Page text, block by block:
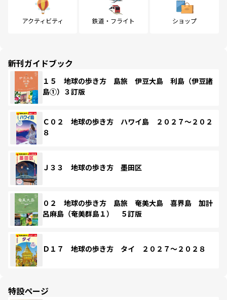
アクティビティ 鉄道・フライト ショップ
新刊ガイドブック
１５ 地球の歩き方 島旅 伊豆大島 利島（伊豆諸
島①）３訂版
Ｃ０２ 地球の歩き方 ハワイ島 ２０２７～２０２
８
Ｊ３３ 地球の歩き方 墨田区
０２ 地球の歩き方 島旅 奄美大島 喜界島 加計
呂麻島（奄美群島１） ５訂版
Ｄ１７ 地球の歩き方 タイ ２０２７～２０２８
特設ページ